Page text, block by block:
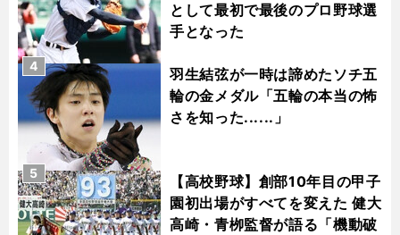
として最初で最後のプロ野球選
手となった
羽生結弦が一時は諦めたソチ五
輪の金メダル「五輪の本当の怖
さを知った......」
4
【高校野球】創部10年目の甲子
園初出場がすべてを変えた 健大
高崎・青栁監督が語る「機動破
5